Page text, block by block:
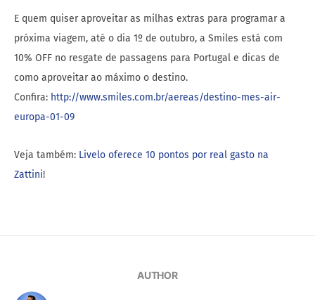
E quem quiser aproveitar as milhas extras para programar a
próxima viagem, até o dia 1º de outubro, a Smiles está com
10% OFF no resgate de passagens para Portugal e dicas de
como aproveitar ao máximo o destino.
Confira: http://www.smiles.com.br/aereas/destino-mes-air-
europa-01-09
Veja também: Livelo oferece 10 pontos por real gasto na
Zattini!
AUTHOR